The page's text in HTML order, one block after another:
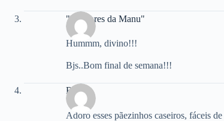
"Manjares da Manu"
Hummm, divino!!!
Bjs..Bom final de semana!!!
Renata
Adoro esses pãezinhos caseiros, fáceis